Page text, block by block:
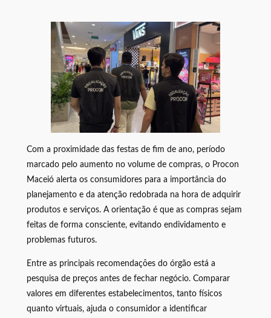
Com a proximidade das festas de fim de ano, período
marcado pelo aumento no volume de compras, o Procon
Maceió alerta os consumidores para a importância do
planejamento e da atenção redobrada na hora de adquirir
produtos e serviços. A orientação é que as compras sejam
feitas de forma consciente, evitando endividamento e
problemas futuros.
Entre as principais recomendações do órgão está a
pesquisa de preços antes de fechar negócio. Comparar
valores em diferentes estabelecimentos, tanto físicos
quanto virtuais, ajuda o consumidor a identificar